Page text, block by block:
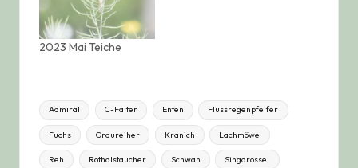
2023 Mai Teiche
Tags:
Admiral C-Falter Enten Flussregenpfeifer
Fuchs Graureiher Kranich Lachmöwe
Reh Rothalstaucher Schwan Singdrossel